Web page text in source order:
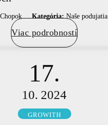
Kategória:Naše podujatia
Viac podrobností
17.
10. 2024
GROWITH